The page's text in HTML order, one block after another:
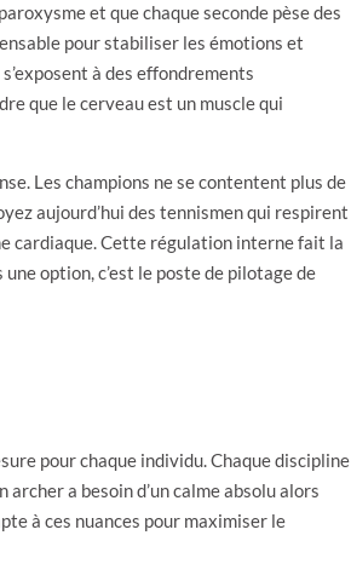
et que chaque seconde pèse des
pour stabiliser les émotions et
à des effondrements
que le cerveau est un muscle qui
Les champions ne se contentent plus de
aujourd’hui des tennismen qui respirent
cardiaque. Cette régulation interne fait la
option, c’est le poste de pilotage de
pour chaque individu. Chaque discipline
a besoin d’un calme absolu alors
à ces nuances pour maximiser le